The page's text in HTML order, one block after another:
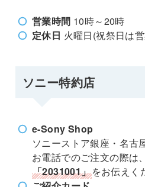
営業時間 10時～20時
定休日 火曜日(祝祭日は
ソニー特約店
e-Sony Shop
ソニーストア銀座・名古
お電話でのご注文の際は
「2031001」をお伝えく